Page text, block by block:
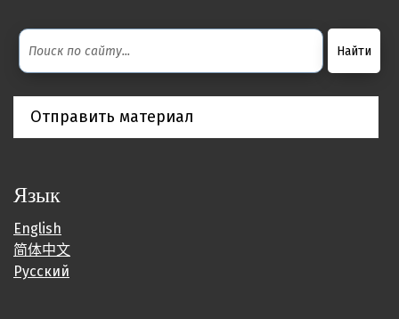
Отправить материал
Язык
English
简体中文
Русский